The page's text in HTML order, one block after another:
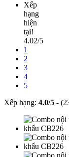
Xếp
hạng
hiện
tại!
4.02/5
1
2
3
4
5
Xếp hạng: 4.0/5 -